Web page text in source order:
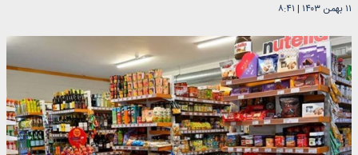
۱۱ بهمن ۱۴۰۳ | ۸:۴۱